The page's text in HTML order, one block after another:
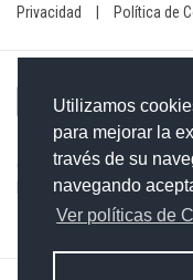
Utilizamos
para mejorar la
través de su
navegando
Ver políticas de
Privacidad
Política de
Contacto: 849-754-4472
Email: